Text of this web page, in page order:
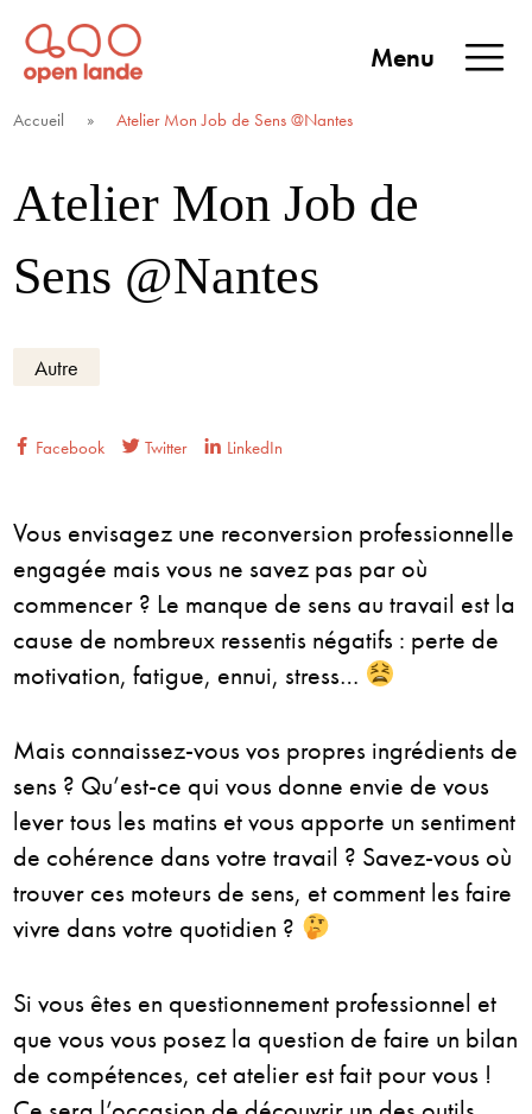
Aller
directement
au
contenu
TERRITOIRES
Open Lande
Entreprises & territoires
Menu
Accueil » Atelier Mon Job de Sens @Nantes
Atelier Mon Job de
Sens @Nantes
Autre
Facebook Twitter LinkedIn
Vous envisagez une reconversion professionnelle
engagée mais vous ne savez pas par où
commencer ? Le manque de sens au travail est la
cause de nombreux ressentis négatifs : perte de
motivation, fatigue, ennui, stress…
Mais connaissez-vous vos propres ingrédients de
sens ? Qu’est-ce qui vous donne envie de vous
lever tous les matins et vous apporte un sentiment
de cohérence dans votre travail ? Savez-vous où
trouver ces moteurs de sens, et comment les faire
vivre dans votre quotidien ?
Si vous êtes en questionnement professionnel et
que vous vous posez la question de faire un bilan
de compétences, cet atelier est fait pour vous !